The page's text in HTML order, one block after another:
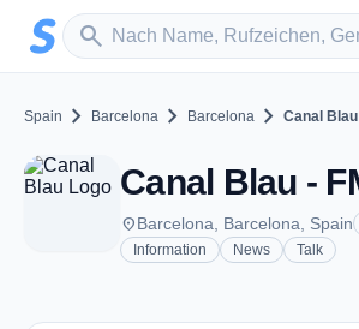
Zum Hauptinhalt springen
search
Sender suchen
Spain chevron_right Barcelona chevron_right Barcelona chevron_right Canal Blau
placeBarcelona, Barcelona, Spain
Information
News Talk